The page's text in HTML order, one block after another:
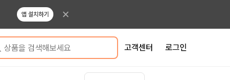
앱 설치하기
상품을 검색해보세요 고객센터 로그인